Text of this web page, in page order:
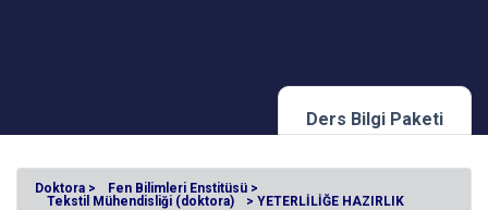
Ders Bilgi Paketi
Doktora >
Fen Bilimleri Enstitüsü >
Tekstil Mühendisliği (doktora)
> YETERLİLİĞE HAZIRLIK